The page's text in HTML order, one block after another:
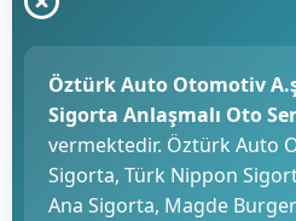
Öztürk Auto Otomotiv
Sigorta Anlaşmalı Oto
vermektedir. Öztürk Auto
Sigorta, Türk Nippon
Ana Sigorta, Magde